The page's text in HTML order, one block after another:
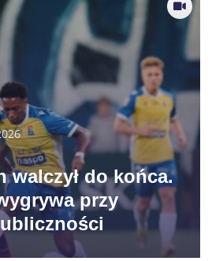
walczył do końca.
przy